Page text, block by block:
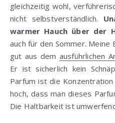
gleichzeitig wohl,
nicht selbstverständlich.
warmer Hauch über der
auch für den Sommer.
gut aus dem ausführlichen
Er ist sicherlich kein
Parfum ist die
hoch, dass man dieses
Die Haltbarkeit ist